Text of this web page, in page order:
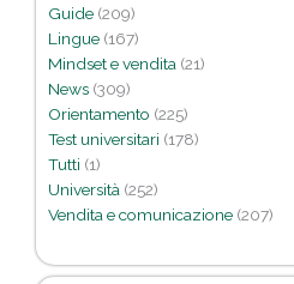
Guide (209)
Lingue (167)
Mindset e vendita (21)
News (309)
Orientamento (225)
Test universitari (178)
Tutti (1)
Università (252)
Vendita e comunicazione (207)